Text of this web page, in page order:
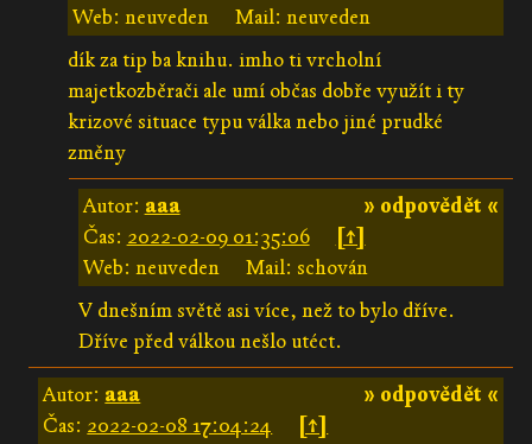
Web: neuveden
Mail: neuveden
dík za tip ba knihu. imho ti vrcholní
majetkozběrači ale umí občas dobře využít i ty
krizové situace typu válka nebo jiné prudké
změny
» odpovědět «
Autor: aaa
Čas: 2022-02-09 01:35:06
[↑]
Web: neuveden
Mail: schován
V dnešním světě asi více, než to bylo dříve.
Dříve před válkou nešlo utéct.
» odpovědět «
Autor: aaa
Čas: 2022-02-08 17:04:24
[↑]